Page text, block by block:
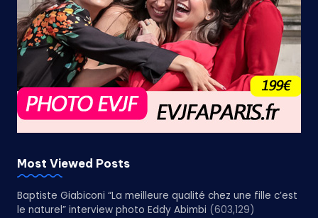
Most Viewed Posts
Baptiste Giabiconi “La meilleure qualité chez une fille c’est
le naturel” interview photo Eddy Abimbi (603,129)